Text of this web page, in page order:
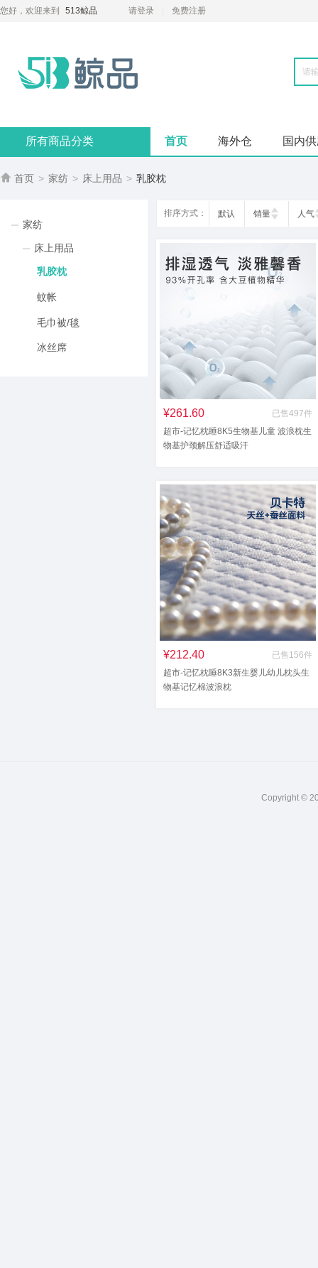
您好，欢迎来到 513鲸品 请登录 免费注册
所有商品分类 首页 海外仓 国内
 首页 > 家纺 > 床上用品 > 乳胶枕
家纺
床上用品
乳胶枕
蚊帐
毛巾被/毯
冰丝席
排序方式： 默认 销量 人气
¥261.60
已售497件
超市-记忆枕睡8K5生物基儿童 波浪枕生
物基护颈解压舒适吸汗
¥212.40
已售156件
超市-记忆枕睡8K3新生婴儿幼儿枕头生
物基记忆棉波浪枕
Copyright ©